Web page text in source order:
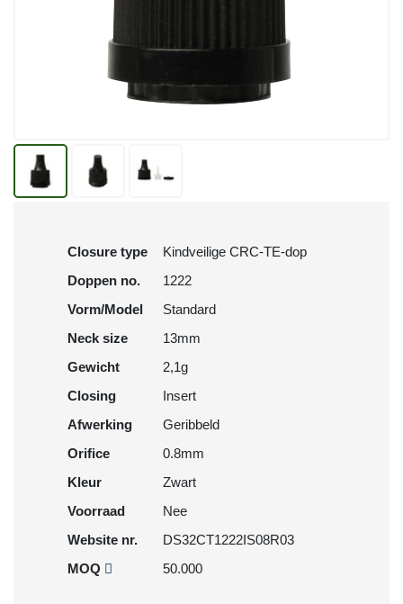
Closure type
Kindveilige CRC-TE-dop
Doppen no.
1222
Vorm/Model
Standard
Neck size
13mm
Gewicht
2,1g
Closing
Insert
Afwerking
Geribbeld
Orifice
0.8mm
Kleur
Zwart
Voorraad
Nee
Website nr.
DS32CT1222IS08R03
MOQ
50.000